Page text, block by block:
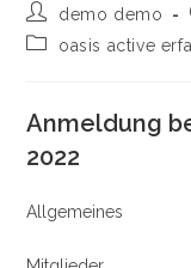
Autor
de
la
demo demo
Categoría
entrada:
oasis active
Anmeldung
2022
Allgemeines